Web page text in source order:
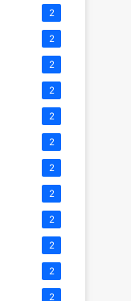
2
2
2
2
2
2
2
2
2
2
2
2